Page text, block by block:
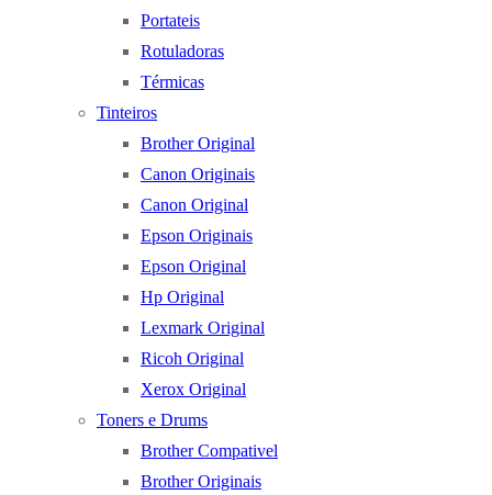
Portateis
Rotuladoras
Térmicas
Tinteiros
Brother Original
Canon Originais
Canon Original
Epson Originais
Epson Original
Hp Original
Lexmark Original
Ricoh Original
Xerox Original
Toners e Drums
Brother Compativel
Brother Originais